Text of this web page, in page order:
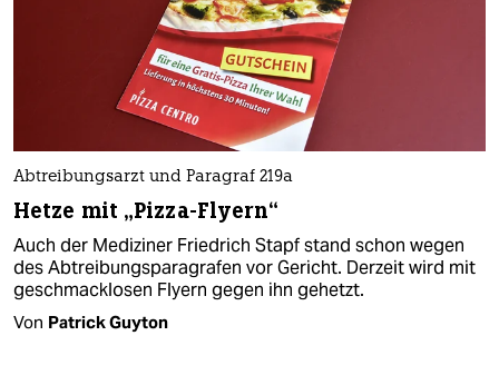
Abtreibungsarzt und Paragraf 219a
Hetze mit „Pizza-Flyern“
Auch der Mediziner Friedrich Stapf stand schon wegen
des Abtreibungsparagrafen vor Gericht. Derzeit wird mit
geschmacklosen Flyern gegen ihn gehetzt.
Von Patrick Guyton